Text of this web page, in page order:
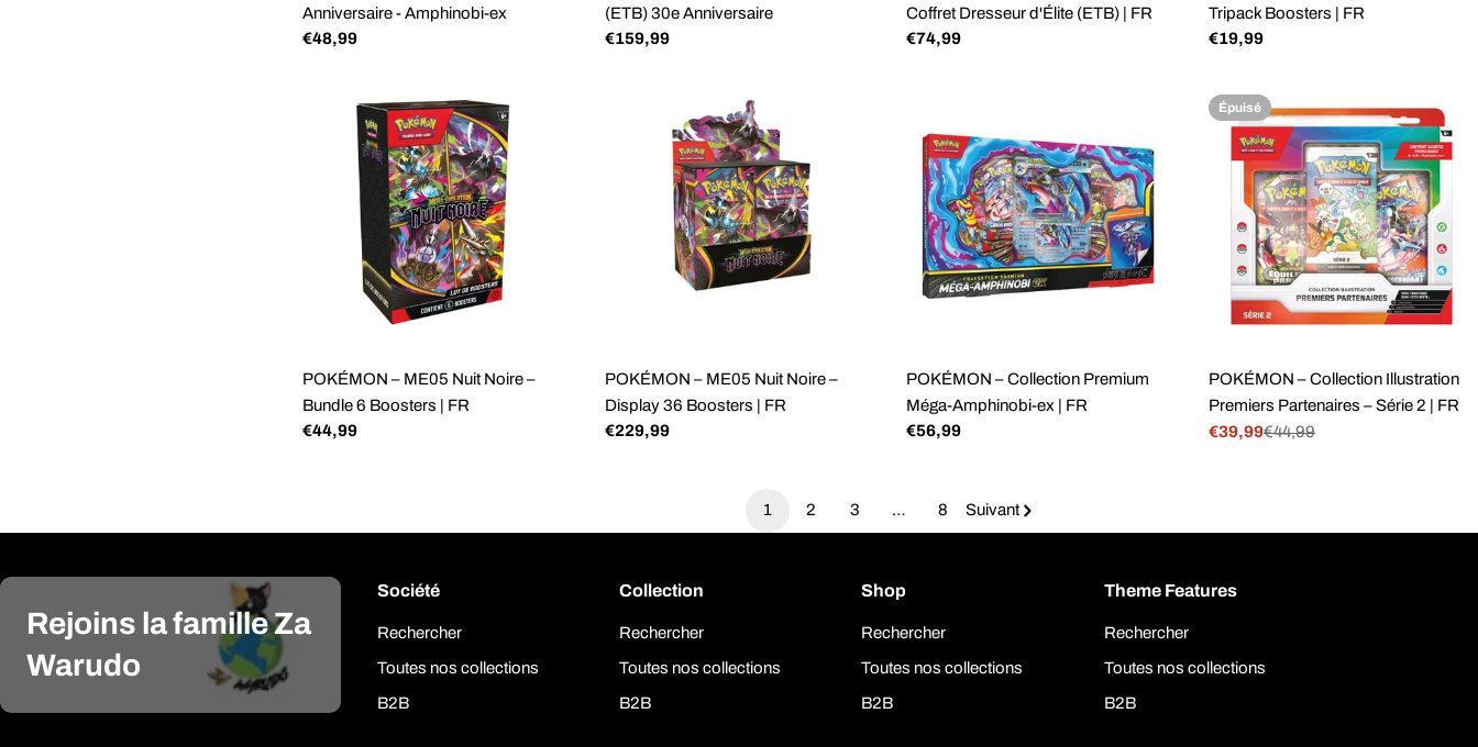
Anniversaire - Amphinobi-ex
Prix
€48,99
(ETB) 30e Anniversaire
Prix
€159,99
Coffret Dresseur d'Élite (ETB) | FR
Prix
€74,99
Tripack Boosters | FR
Prix
€19,99
POKÉMON – ME05 Nuit Noire –
Bundle 6 Boosters | FR
Prix
€44,99
POKÉMON – ME05 Nuit Noire –
Display 36 Boosters | FR
Prix
€229,99
POKÉMON – Collection Premium
Méga-Amphinobi-ex | FR
Prix
€56,99
Épuisé
POKÉMON – Collection Illustration
Premiers Partenaires – Série 2 | FR
Prix
€39,99
Prix
€44,99
1 2 3 … 8 Suivant
Rejoins la famille Za
Warudo
Société
Rechercher
Toutes nos collections
B2B
Collection
Rechercher
Toutes nos collections
B2B
Shop
Rechercher
Toutes nos collections
B2B
Theme Features
Rechercher
Toutes nos collections
B2B